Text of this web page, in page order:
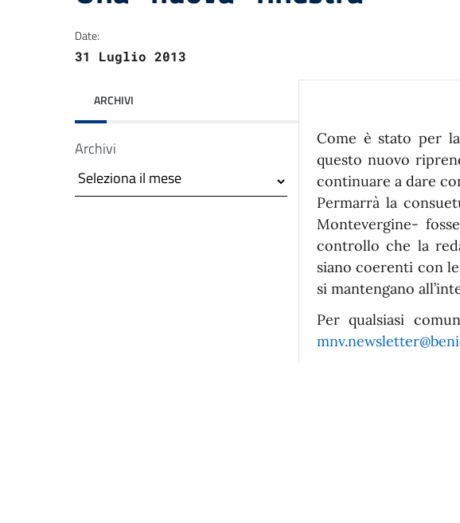
Date:
31 Luglio 2013
ARCHIVI
Archivi
Come è stato per
questo nuovo
continuare a dare
Permarrà la
Montevergine-
controllo che la
siano coerenti con
si mantengano
Per qualsiasi